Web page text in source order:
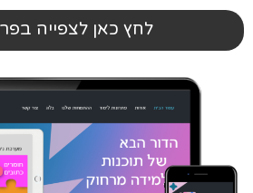
לחץ כאן לצפייה